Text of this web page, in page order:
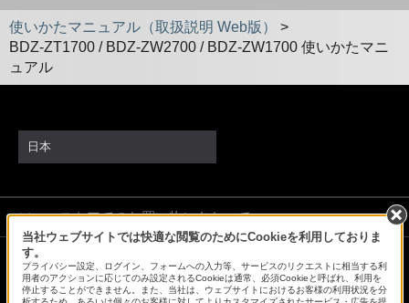
使いかたマニュアル（取扱説明 Web版）
>
BDZ-ZT1700 / BDZ-ZW2700 / BDZ-ZW1700 使いかたマニ
ュアル
当社ウェブサイトでは快適な閲覧のためにCookieを利用しておりま
す。
プライバシー設定、ログイン、フォームへの入力等、サービスのリクエストに相当する利
用者のアクションに応じてのみ設定されるCookieは通常、必須Cookieと呼ばれ、利用を
停止することができません。また、当社は、ウェブサイトにおけるお客様の利用状況を分
日本
ソニーストアでのお買い物にあたって
会社情報 採用情報 特約店のご案内
ニュースリリース
環境情報
My Sony 利用規約